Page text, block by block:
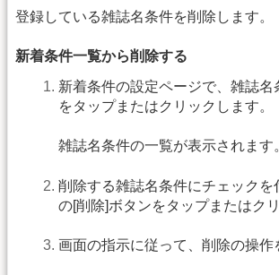
登録している雑誌名条件を削除します。
新着条件一覧から削除する
新着条件の設定ページで、雑誌名
をタップまたはクリックします。
雑誌名条件の一覧が表示されます
削除する雑誌名条件にチェックを
の[削除]ボタンをタップまたはク
画面の指示に従って、削除の操作